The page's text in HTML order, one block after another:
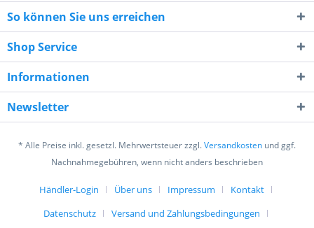
4 + 5 = ?
Ich habe die Datenschutzerklärung
verstanden und stimme zu. *
Mit * gekennzeichnete Felder sind Pflichtfelder.
Senden
So können Sie uns erreichen
Shop Service
Informationen
Newsletter
* Alle Preise inkl. gesetzl. Mehrwertsteuer zzgl.Versandkosten und ggf.
Nachnahmegebühren, wenn nicht anders beschrieben
Händler-Login Über uns Impressum
Kontakt
Datenschutz
Versand und Zahlungsbedingungen